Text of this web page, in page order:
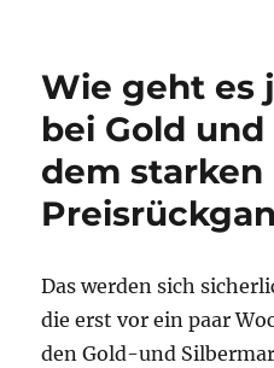
startet
Aufholjagt
aufgrund
von
neuen
Wie geht es
bei Gold
dem starken
Das werden sich
die erst vor ein paar
den Gold-und